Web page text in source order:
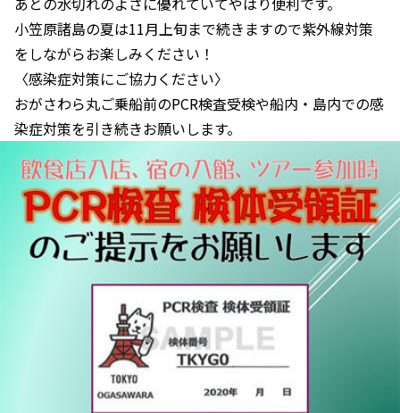
小笠原諸島の夏は11月上旬まで続きますので紫外線対策
をしながらお楽しみください！
〈感染症対策にご協力ください〉
おがさわら丸ご乗船前のPCR検査受検や船内・島内での感
染症対策を引き続きお願いします。